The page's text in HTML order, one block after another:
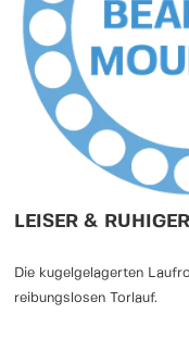
LEISER &
Die kugelgelagerten
reibungslosen Torlauf.